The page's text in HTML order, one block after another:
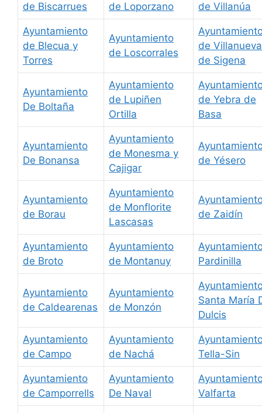
de Biscarrues
de Loporzano
de Villanúa
Ayuntamiento
de Blecua y
Torres
Ayuntamiento
de Loscorrales
de Villanueva
de Sigena
Ayuntamiento
De Boltaña
Ayuntamiento
de Lupiñen
Ortilla
de Yebra de
Basa
Ayuntamiento
De Bonansa
Ayuntamiento
de Monesma y
Cajigar
de Yésero
Ayuntamiento
de Borau
Ayuntamiento
de Monflorite
Lascasas
de Zaidín
Ayuntamiento
de Broto
Ayuntamiento
de Montanuy
Pardinilla
Ayuntamiento
de Caldearenas
Ayuntamiento
de Monzón
Santa María
Dulcis
Ayuntamiento
de Campo
Ayuntamiento
de Nachá
Tella-Sin
Ayuntamiento
de Camporrells
Ayuntamiento
De Naval
Valfarta